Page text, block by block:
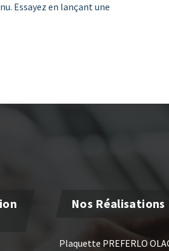
Essayez en lançant une
Nos Réalisations
Plaquette PREFERLO